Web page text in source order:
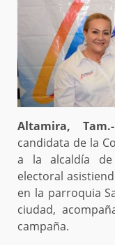
Altamira, Tam.-
candidata de la
a la alcaldía de
electoral
en la parroquia
ciudad,
campaña.